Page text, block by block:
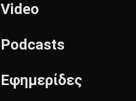
Video
Podcasts
Εφημερίδες